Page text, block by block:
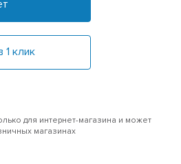
1 клик
для интернет-магазина и может
магазинах